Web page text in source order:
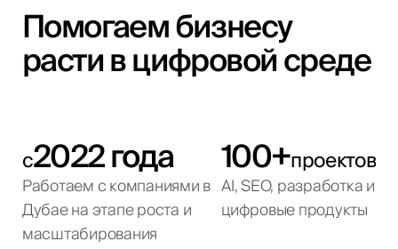
Помогаем бизнесу
расти в цифровой среде
с2022 года
Работаем с компаниями в
Дубае на этапе роста и
масштабирования
100+проектов
AI, SEO, разработка и
цифровые продукты